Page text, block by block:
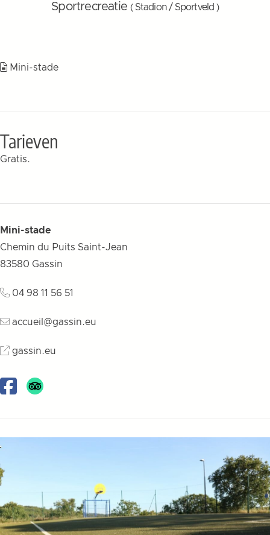
Sportrecreatie ( Stadion / Sportveld )
Mini-stade
Tarieven
Gratis.
Mini-stade
Chemin du Puits Saint-Jean
83580 Gassin
04 98 11 56 51
accueil@gassin.eu
gassin.eu
Facebook